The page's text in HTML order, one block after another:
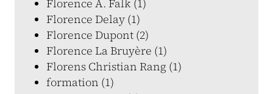
Florence A. Falk (1)
Florence Delay (1)
Florence Dupont (2)
Florence La Bruyère (1)
Florens Christian Rang (1)
formation (1)